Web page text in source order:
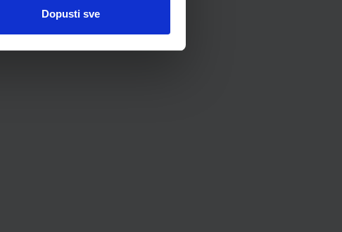
Dopusti sve